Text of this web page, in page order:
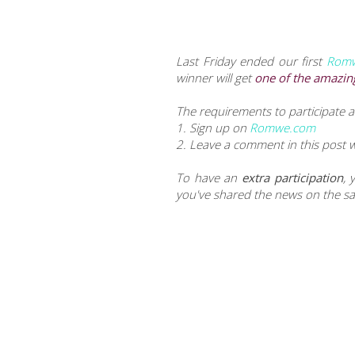
Last Friday ended our first
winner will getone of the
The requirements to participate
1. Sign up on Romwe.com
2. Leave a comment in this post
To have an extra participation,
you've shared the news on the